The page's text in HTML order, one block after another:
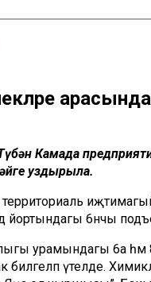
Камада
уздырыла.
территориаль
6нчы
урамындагы 6а һәм
үтелде.